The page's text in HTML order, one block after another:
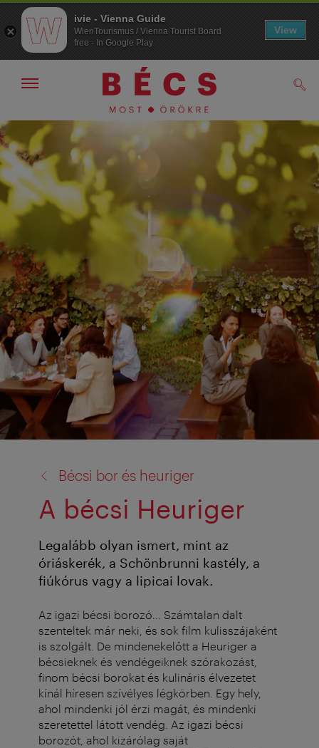
A
navigációhoz
A
tartalomhoz
Navigáció
elrejtése
Bécsi bor és heuriger
A bécsi Heuriger
Legalább olyan ismert, mint az
óriáskerék, a Schönbrunni kastély, a
fiúkórus vagy a lipicai lovak.
Az igazi bécsi borozó... Számtalan dalt
szenteltek már neki, és sok film kulisszájaként
is szolgált. De mindenekelőtt a Heuriger a
bécsieknek és vendégeiknek szórakozást,
finom bécsi borokat és kulináris élvezetet
kínál híresen szívélyes légkörben. Egy hely,
ahol mindenki jól érzi magát, és mindenki
szeretettel látott vendég. Az igazi bécsi
borozót, ahol kizárólag saját
ivie - Vienna Guide
WienTourismus / Vienna Tourist Board
free - In Google Play
View